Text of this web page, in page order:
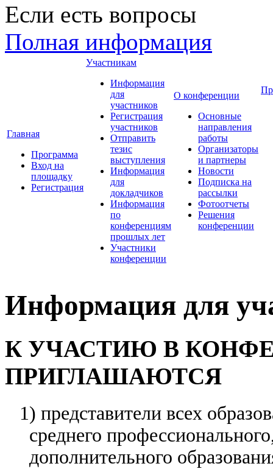
Если есть вопросы
Полная информация
Главная
Программа
Вход на
площадку
Регистрация
Участникам
Информация
для
участников
Регистрация
участников
Отправить
тезис
выступления
Информация
для
докладчиков
Информация
по
конференциям
прошлых лет
Участники
конференции
О конференции
Основные
направления
работы
Организаторы
и партнеры
Новости
Подписка на
рассылки
Фотоотчеты
Решения
конференции
Информация для
К УЧАСТИЮ В
ПРИГЛАШАЮТСЯ
1) представители всех
среднего
дополнительного